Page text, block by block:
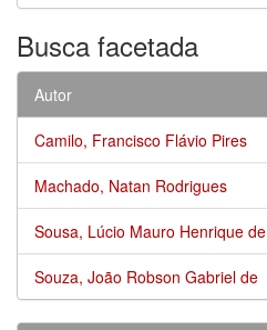
Busca facetada
Autor
Camilo, Francisco Flávio Pires
Machado, Natan Rodrigues
Sousa, Lúcio Mauro Henrique de
Souza, João Robson Gabriel de